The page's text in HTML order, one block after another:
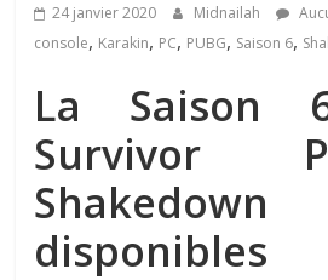
24 janvier 2020 Midnailah
console, Karakin, PC, PUBG, Saison 6,
La
Survivor
disponibles